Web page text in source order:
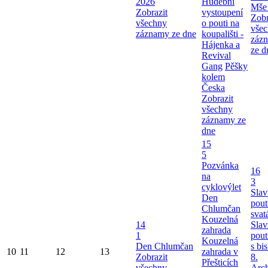
Zobrazit
všechny
záznamy ze dne
vystoupení
o pouti na
koupališti -
Hájenka a
Revival
Gang Pěšky
kolem
Česka
Zobrazit
všechny
záznamy ze
dne
ze
10 11 12 13
14
1
Den Chlumčan
Zobrazit
15
5
Pozvánka
na
cyklovýlet
Den
Chlumčan
Kouzelná
zahrada
Kouzelná
zahrada v
Přešticích
16
3
s
8.